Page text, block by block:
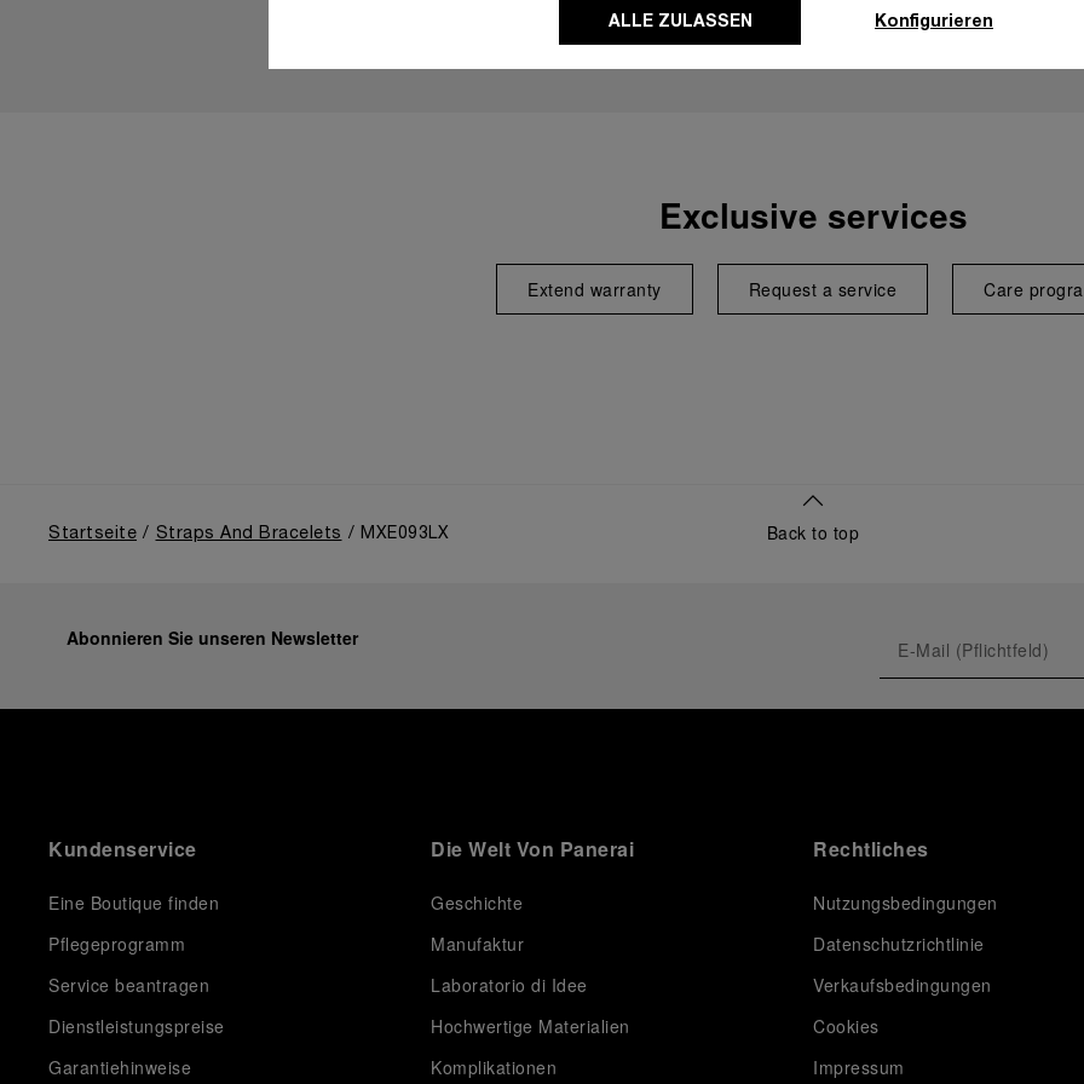
Exclusive services
Extend warranty Request a service Care
Startseite Straps And Bracelets MXE093LX Back to top
Abonnieren Sie unseren Newsletter
Kundenservice
Eine Boutique finden
Pflegeprogramm
Service beantragen
Dienstleistungspreise
Garantiehinweise
Die Welt Von Panerai
Geschichte
Manufaktur
Laboratorio di Idee
Hochwertige Materialien
Komplikationen
Rechtliches
Nutzungsbedingungen
Datenschutzrichtlinie
Verkaufsbedingungen
Cookies
Impressum
ALLE ZULASSEN Konfigurieren